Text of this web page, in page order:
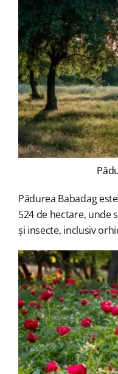
Pădurea Babadag
524 de hectare, unde
și insecte, inclusiv